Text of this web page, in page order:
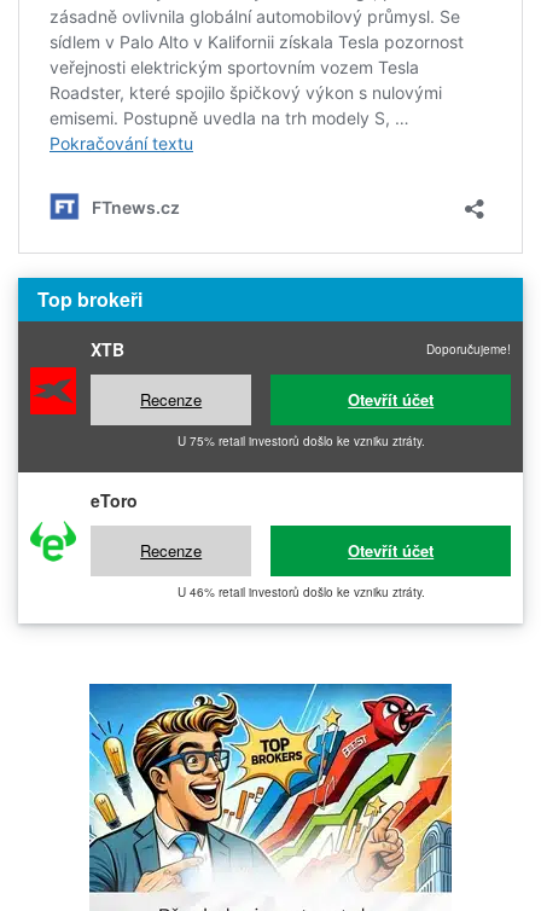
Top brokeři
XTB Doporučujeme!
Recenze Otevřít účet
U 75% retail investorů došlo ke vzniku ztráty.
eToro
Recenze Otevřít účet
U 46% retail investorů došlo ke vzniku ztráty.